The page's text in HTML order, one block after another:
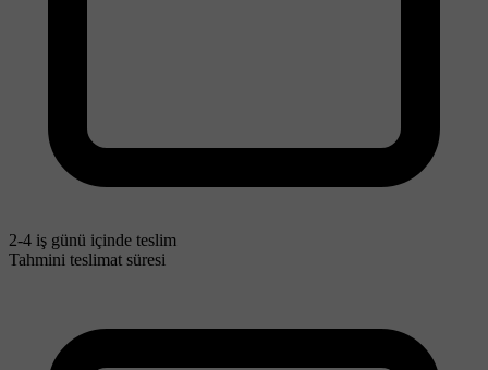
2-4 iş günü içinde teslim
Tahmini teslimat süresi